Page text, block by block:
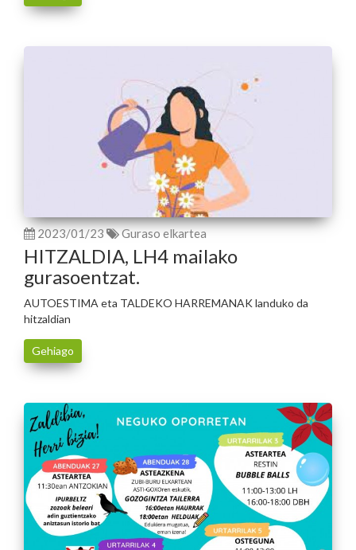
2023/01/23 Guraso elkartea
HITZALDIA, LH4 mailako
gurasoentzat.
AUTOESTIMA eta TALDEKO HARREMANAK landuko da
hitzaldian
Gehiago